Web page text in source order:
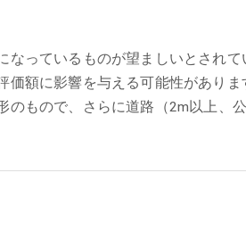
っているものが望ましいとされて
額に影響を与える可能性がありま
もので、さらに道路（2m以上、